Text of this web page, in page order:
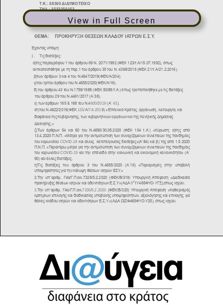
View in Full Screen